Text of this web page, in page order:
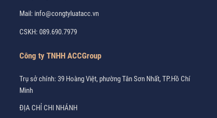
Mail: info@congtyluatacc.vn
CSKH: 089.690.7979
Công ty TNHH ACCGroup
Trụ sở chính: 39 Hoàng Việt, phường Tân Sơn Nhất, TP.Hồ Chí
Minh
ĐỊA CHỈ CHI NHÁNH